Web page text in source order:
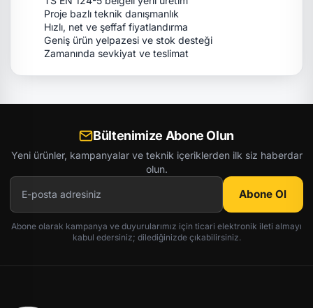
Proje bazlı teknik danışmanlık
Hızlı, net ve şeffaf fiyatlandırma
Geniş ürün yelpazesi ve stok desteği
Zamanında sevkiyat ve teslimat
Bültenimize Abone Olun
Yeni ürünler, kampanyalar ve teknik içeriklerden ilk siz haberdar
olun.
Abone Ol
Abone olarak kampanya ve duyurularımız için ticari elektronik ileti almayı
kabul edersiniz; dilediğinizde çıkabilirsiniz.